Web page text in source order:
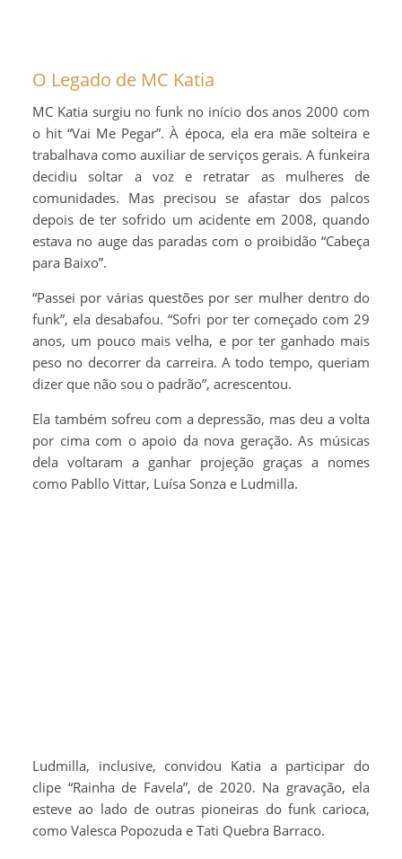
O Legado de MC Katia
MC Katia surgiu no funk no início dos anos 2000 com
o hit “Vai Me Pegar”. À época, ela era mãe solteira e
trabalhava como auxiliar de serviços gerais. A funkeira
decidiu soltar a voz e retratar as mulheres de
comunidades. Mas precisou se afastar dos palcos
depois de ter sofrido um acidente em 2008, quando
estava no auge das paradas com o proibidão “Cabeça
para Baixo”.
“Passei por várias questões por ser mulher dentro do
funk”, ela desabafou. “Sofri por ter começado com 29
anos, um pouco mais velha, e por ter ganhado mais
peso no decorrer da carreira. A todo tempo, queriam
dizer que não sou o padrão”, acrescentou.
Ela também sofreu com a depressão, mas deu a volta
por cima com o apoio da nova geração. As músicas
dela voltaram a ganhar projeção graças a nomes
como Pabllo Vittar, Luísa Sonza e Ludmilla.
Ludmilla, inclusive, convidou Katia a participar do
clipe “Rainha de Favela”, de 2020. Na gravação, ela
esteve ao lado de outras pioneiras do funk carioca,
como Valesca Popozuda e Tati Quebra Barraco.